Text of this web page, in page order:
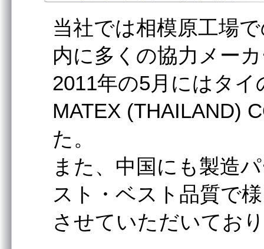
当社では相模原⼯場
内に多くの協⼒メー
2011年の5⽉にはタイ
MATEX (THAILAND)
た。
また、中国にも製造
スト・ベスト品質で
させていただいてお